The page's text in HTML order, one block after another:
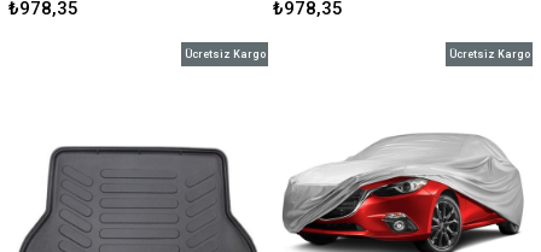
₺978,35 ₺978,35
Ücretsiz Kargo Ücretsiz Kargo